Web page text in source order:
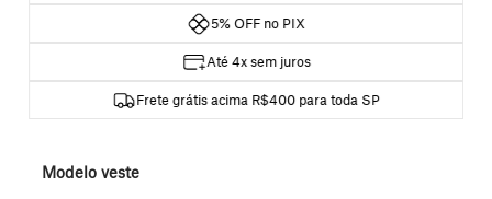
5% OFF no PIX
Até 4x sem juros
Frete grátis acima R$400 para toda SP
Modelo veste